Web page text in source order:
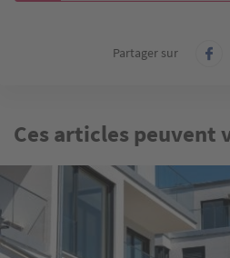
Partager sur
Ces articles peuvent
Image